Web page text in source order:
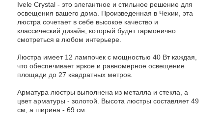
Ivele Crystal - это элегантное и стильное решение для
освещения вашего дома. Произведенная в Чехии, эта
люстра сочетает в себе высокое качество и
классический дизайн, который будет гармонично
смотреться в любом интерьере.
Люстра имеет 12 лампочек с мощностью 40 Вт каждая,
что обеспечивает яркое и равномерное освещение
площади до 27 квадратных метров.
Арматура люстры выполнена из металла и стекла, а
цвет арматуры - золотой. Высота люстры составляет 49
см, а ширина - 69 см.